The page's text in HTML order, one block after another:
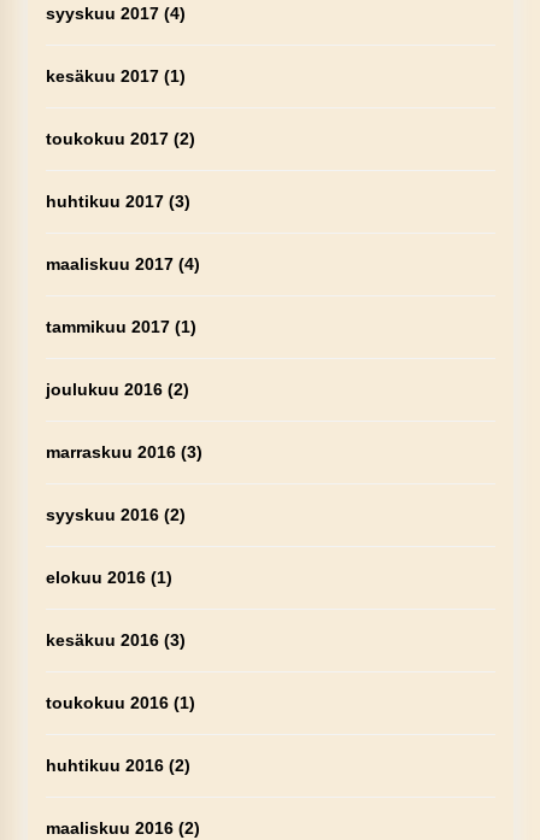
syyskuu 2017(4)
kesäkuu 2017(1)
toukokuu 2017(2)
huhtikuu 2017(3)
maaliskuu 2017(4)
tammikuu 2017(1)
joulukuu 2016(2)
marraskuu 2016(3)
syyskuu 2016(2)
elokuu 2016(1)
kesäkuu 2016(3)
toukokuu 2016(1)
huhtikuu 2016(2)
maaliskuu 2016(2)